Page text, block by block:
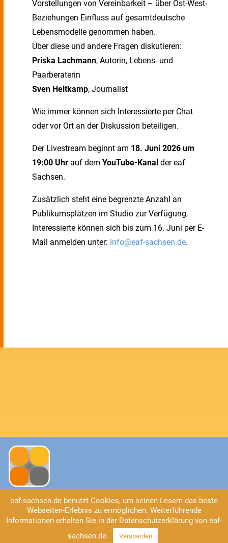
Vorstellungen von Vereinbarkeit – über Ost-West-
Beziehungen Einfluss auf gesamtdeutsche
Lebensmodelle genommen haben.
Über diese und andere Fragen diskutieren:
Priska Lachmann, Autorin, Lebens- und
Paarberaterin
Sven Heitkamp, Journalist
Wie immer können sich Interessierte per Chat
oder vor Ort an der Diskussion beteiligen.
Der Livestream beginnt am 18. Juni 2026 um
19:00 Uhr auf dem YouTube-Kanal der eaf
Sachsen.
Zusätzlich steht eine begrenzte Anzahl an
Publikumsplätzen im Studio zur Verfügung.
Interessierte können sich bis zum 16. Juni per E-
Mail anmelden unter: info@eaf-sachsen.de.
Kontakt
EAF Sachsen
Universitätsstraße 2
eaf-sachsen.de benutzt Cookies, um seinen Lesern das beste
Webseiten-Erlebnis zu ermöglichen. Weiterführende
Informationen erhalten Sie in der Datenschutzerklärung von eaf-
sachsen.de.
Verstanden